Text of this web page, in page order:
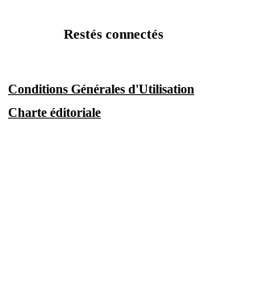
Restés connectés
Conditions Générales d'Utilisation
Charte éditoriale